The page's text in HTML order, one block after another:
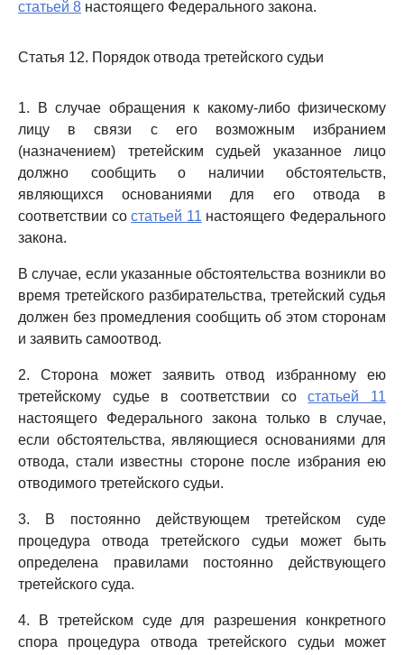
статьей 8 настоящего Федерального закона.
Статья 12. Порядок отвода третейского судьи
1. В случае обращения к какому-либо физическому
лицу в связи с его возможным избранием
(назначением) третейским судьей указанное лицо
должно сообщить о наличии обстоятельств,
являющихся основаниями для его отвода в
соответствии состатьей 11 настоящего Федерального
закона.
В случае, если указанные обстоятельства возникли во
время третейского разбирательства, третейский судья
должен без промедления сообщить об этом сторонам
и заявить самоотвод.
2. Сторона может заявить отвод избранному ею
третейскому судье в соответствии состатьей 11
настоящего Федерального закона только в случае,
если обстоятельства, являющиеся основаниями для
отвода, стали известны стороне после избрания ею
отводимого третейского судьи.
3. В постоянно действующем третейском суде
процедура отвода третейского судьи может быть
определена правилами постоянно действующего
третейского суда.
4. В третейском суде для разрешения конкретного
спора процедура отвода третейского судьи может